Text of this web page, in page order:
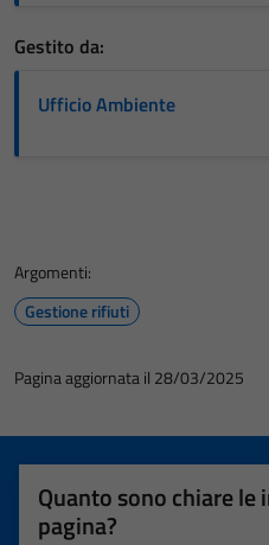
Gestito da:
Ufficio Ambiente
Argomenti:
Gestione rifiuti
Pagina aggiornata il 28/03/2025
Quanto sono chiare
pagina?